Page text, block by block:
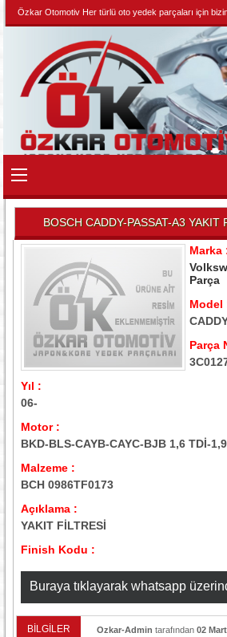
Özkar Otomotiv Her türlü oto yedek parçaları için
BOSCH CADDY-PASSAT-A3 YAKIT
Marka
Parça
Model
Parça
Yıl :
06-
Motor :
BKD-BLS-CAYB-CAYC-BJB 1,6 TDİ-
Malzeme :
BCH 0986TF0173
Açıklama :
YAKIT FİLTRESİ
Finish Kodu :
Buraya tıklayarak whatsapp
stok bilgisi
BİLGİLER Ozkar-Admin tarafından 02